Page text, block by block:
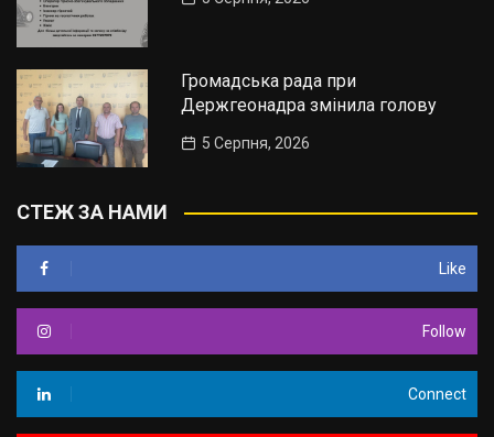
Громадська рада при
Держгеонадра змінила голову
5 Серпня, 2026
СТЕЖ ЗА НАМИ
Like
Follow
Connect